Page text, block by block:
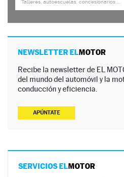
NEWSLETTER ELMOTOR
Recibe la newsletter de EL
del mundo del automóvil y la
conducción y eficiencia.
APÚNTATE
SERVICIOS ELMOTOR